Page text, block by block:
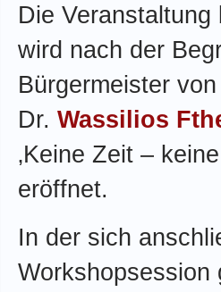
Die
wird nach der
Bürgermeister
Dr. Wassilios
‚Keine Zeit –
eröffnet.
In der sich
Workshopsession